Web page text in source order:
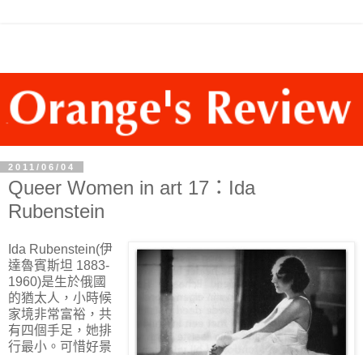
2011/06/04
Queer Women in art 17：Ida
Rubenstein
Ida Rubenstein(伊
達魯賓斯坦 1883-
1960)是生於俄國
的猶太人，小時候
家境非常富裕，共
有四個手足，她排
行最小。可惜好景